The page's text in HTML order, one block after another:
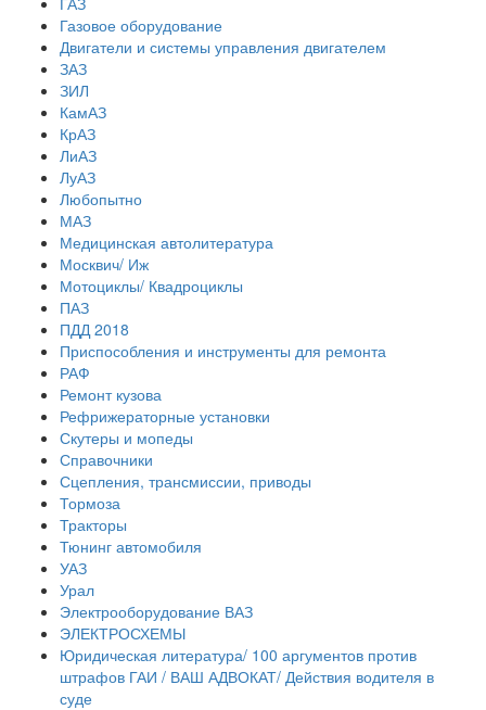
Газовое оборудование
Двигатели и системы управления двигателем
ЗАЗ
ЗИЛ
КамАЗ
КрАЗ
ЛиАЗ
ЛуАЗ
Любопытно
МАЗ
Медицинская автолитература
Москвич/ Иж
Мотоциклы/ Квадроциклы
ПАЗ
ПДД 2018
Приспособления и инструменты для ремонта
РАФ
Ремонт кузова
Рефрижераторные установки
Скутеры и мопеды
Справочники
Сцепления, трансмиссии, приводы
Тормоза
Тракторы
Тюнинг автомобиля
УАЗ
Урал
Электрооборудование ВАЗ
ЭЛЕКТРОСХЕМЫ
Юридическая литература/ 100 аргументов против
штрафов ГАИ / ВАШ АДВОКАТ/ Действия водителя в
суде